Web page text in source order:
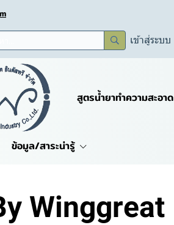
เข้าสู่ระบบ
สูตรน้ำยาทำความสะอาด
ข้อมูล/สาระน่ารู้
Winggreat